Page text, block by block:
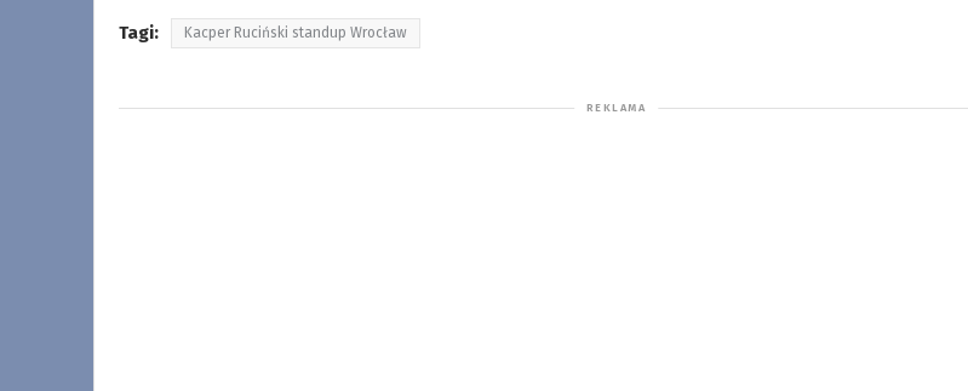
Tagi: Kacper Ruciński standup Wrocław